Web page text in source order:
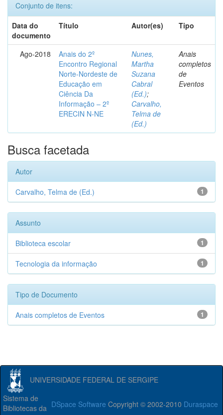
Conjunto de itens:
Data do
documento
Título Autor(es) Tipo
Ago-2018
Anais do 2º
Encontro Regional
Norte-Nordeste de
Educação em
Ciência Da
Informação – 2º
ERECIN N-NE
Nunes,
Martha
Suzana
Cabral
(Ed.);
Carvalho,
Telma de
(Ed.)
Anais
completos
de
Eventos
Busca facetada
Autor
1
Carvalho, Telma de (Ed.)
Assunto
1
Biblioteca escolar
1
Tecnologia da informação
Tipo de Documento
1
Anais completos de Eventos
UNIVERSIDADE FEDERAL DE SERGIPE
DSpace Software Copyright © 2002-2010 Duraspace
Sistema de
Bibliotecas da